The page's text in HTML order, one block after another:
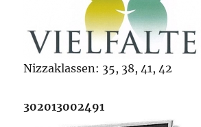
Nizzaklassen: 35, 38, 41, 42
302013002491